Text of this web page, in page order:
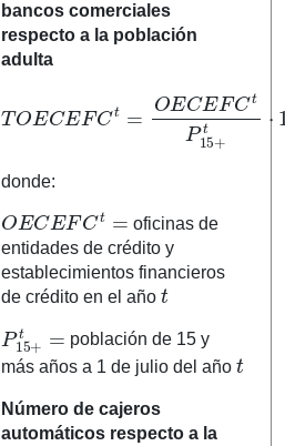
bancos comerciales
respecto a la población
adulta
CEFCtP
100.000
donde:
OECEFCt=
oficinas de
entidades de crédito y
establecimientos financieros
de crédito en el año
t
P15
población de 15 y
más años a 1 de julio del año
t
Número de cajeros
automáticos respecto a la